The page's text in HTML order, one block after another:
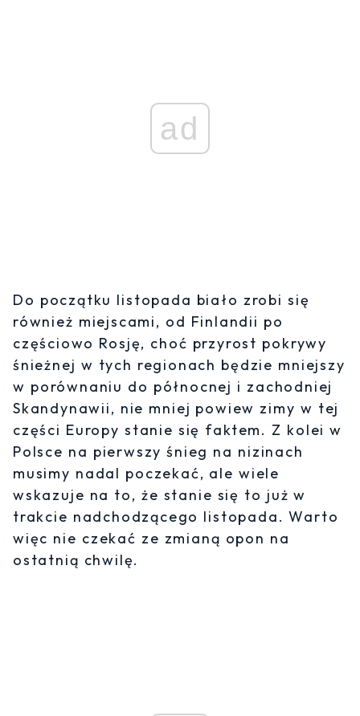
ad
Do początku listopada biało zrobi się
również miejscami, od Finlandii po
częściowo Rosję, choć przyrost pokrywy
śnieżnej w tych regionach będzie mniejszy
w porównaniu do północnej i zachodniej
Skandynawii, nie mniej powiew zimy w tej
części Europy stanie się faktem. Z kolei w
Polsce na pierwszy śnieg na nizinach
musimy nadal poczekać, ale wiele
wskazuje na to, że stanie się to już w
trakcie nadchodzącego listopada. Warto
więc nie czekać ze zmianą opon na
ostatnią chwilę.